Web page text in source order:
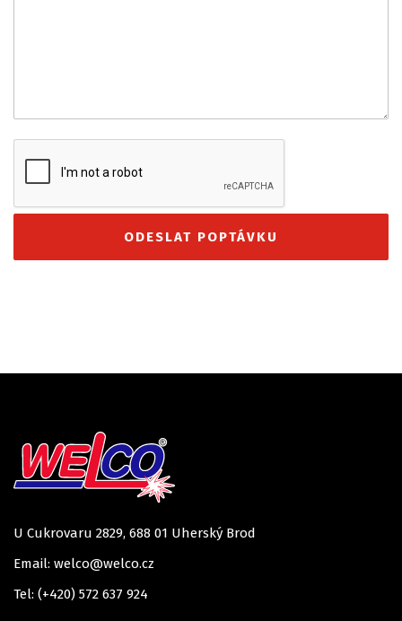
U Cukrovaru 2829, 688 01 Uherský Brod
Email: welco@welco.cz
Tel: (+420) 572 637 924